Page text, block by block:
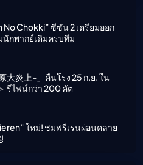
No Chokki” ซีซัน 2 เตรียมออก
กพากย์เดิมครบทีม
大炎上-」คืนโรง 25 ก.ย. ใน
รีไฟน์กว่า 200 คัต
ใหม่! ชมฟรีเรนผ่อนคลาย